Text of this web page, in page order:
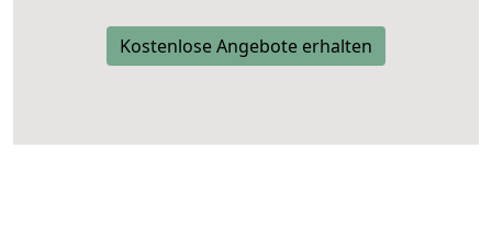
Kostenlose Angebote erhalten